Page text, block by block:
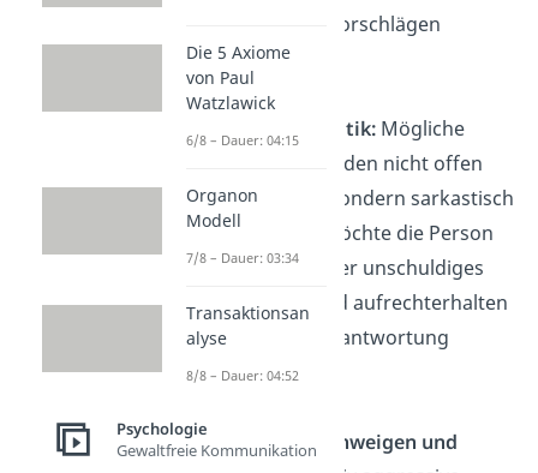
Verbesserungsvorschlägen
widersetzt.
Verschleierte Kritik:Mögliche
Kritikpunkte werden nicht offen
kommuniziert, sondern sarkastisch
formuliert. So möchte die Person
ein neutrales oder unschuldiges
Erscheinungsbild aufrechterhalten
und sich der Verantwortung
entziehen.
Willkürliches Schweigen und
Die 5 Axiome
von Paul
Watzlawick
6/8 – Dauer: 04:15
Organon
Modell
7/8 – Dauer: 03:34
Transaktionsan
alyse
8/8 – Dauer: 04:52
Psychologie
Gewaltfreie Kommunikation